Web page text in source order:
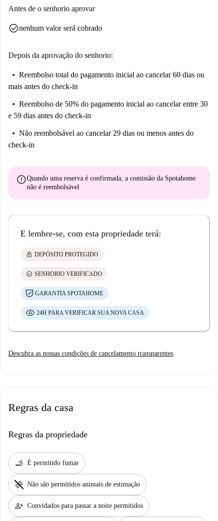
proximidades, como o badalado Cake Mart Köln ou o destino turístico
Variato Café. O Vrings Veedel Grafitti e a Statue To Stollwerk Madchen
de supermercado é conveniente, com o Sahan Süpermarket nas
animado!
Antes de o senhorio aprovar
check_circlenenhum valor será cobrado
Depois da aprovação do senhorio:
Reembolso total do pagamento inicial ao cancelar 60 dias ou
mais antes do check-in
Reembolso de 50% do pagamento inicial ao cancelar entre 30
e 59 dias antes do check-in
Não reembolsável ao cancelar 29 dias ou menos antes do
check-in
errorQuando uma reserva é confirmada, a comissão da Spotahome
não é reembolsável
E lembre-se, com esta propriedade terá:
lock DEPÓSITO PROTEGIDO
check_circle SENHORIO VERIFICADO
GARANTIA SPOTAHOME
24H PARA VERIFICAR SUA NOVA CASA
Descubra as nossas condições de cancelamento transparentes
Regras da casa
Regras da propriedade
smoking_rooms É permitido fumar
pet_supplies Não são permitidos animais de estimação
person_add Convidados para passar a noite permitidos